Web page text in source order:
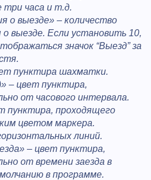
часа и т.д.
о выезде» – количество
выезде. Если установить 10,
значок “Выезд” за
пунктира шахматки.
– цвет пунктира,
от часового интервала.
пунктира, проходящего
цветом маркера.
линий.
– цвет пунктира,
от времени заезда в
в программе.